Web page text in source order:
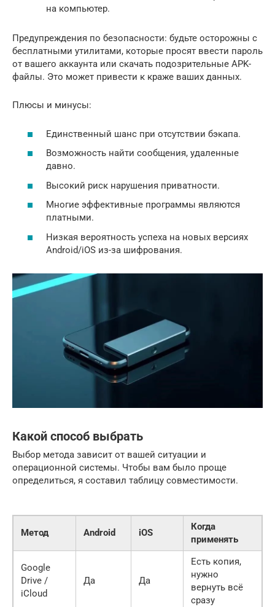
на компьютер.
Предупреждения по безопасности: будьте осторожны с
бесплатными утилитами, которые просят ввести пароль
от вашего аккаунта или скачать подозрительные APK-
файлы. Это может привести к краже ваших данных.
Плюсы и минусы:
Единственный шанс при отсутствии бэкапа.
Возможность найти сообщения, удаленные
давно.
Высокий риск нарушения приватности.
Многие эффективные программы являются
платными.
Низкая вероятность успеха на новых версиях
Android/iOS из-за шифрования.
Какой способ выбрать
Выбор метода зависит от вашей ситуации и
операционной системы. Чтобы вам было проще
определиться, я составил таблицу совместимости.
Метод Android iOS
Когда
применять
Google
Drive /
iCloud
Да Да
Есть копия,
нужно
вернуть всё
сразу